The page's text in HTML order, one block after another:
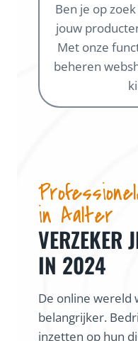
Ben je op
jouw
Met onze
beheren
in Aalter
VERZEKER
IN 2024
De online wereld
belangrijker.
inzetten op hun